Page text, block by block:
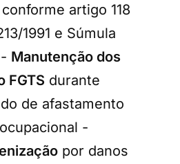
artigo 118
1991 e Súmula
Manutenção dos
FGTS durante
de afastamento
-
por danos